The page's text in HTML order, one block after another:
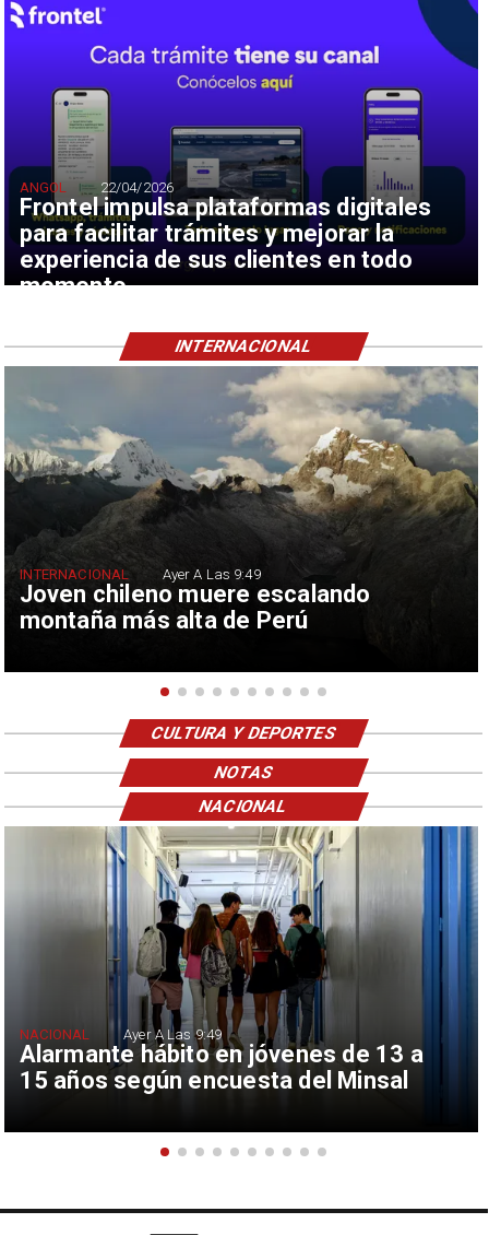
Frontel impulsa plataformas digitales
para facilitar trámites y mejorar la
experiencia de sus clientes en todo
momento
ANGOL 22/04/2026
Joven chileno muere escalando
montaña más alta de Perú
INTERNACIONAL Ayer A Las 9:49
INTERNACIONAL
CULTURA Y DEPORTES
NOTAS
Alarmante hábito en jóvenes de 13 a
15 años según encuesta del Minsal
NACIONAL Ayer A Las 9:49
NACIONAL